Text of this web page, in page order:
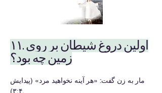
۱۱. اولین دروغ شیطان بر روی
زمین چه بود؟
مار به زن گفت: «هر آینه نخواهید مرد» (پیدایش